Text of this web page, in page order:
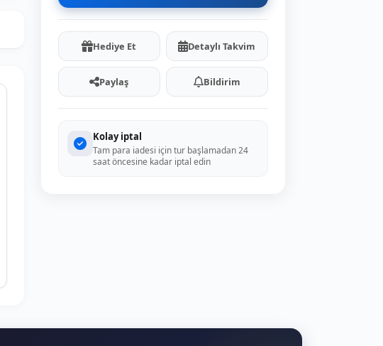
Hediye Et Detaylı Takvim
Paylaş Bildirim
Kolay iptal
Tam para iadesi için tur başlamadan 24
saat öncesine kadar iptal edin